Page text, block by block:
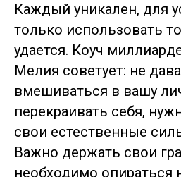
Каждый уникален, для
только использовать
удается. Коуч
Мелия советует: не
вмешиваться в вашу
перекраивать себя,
свои естественные
Важно держать свои
необходимо опираться